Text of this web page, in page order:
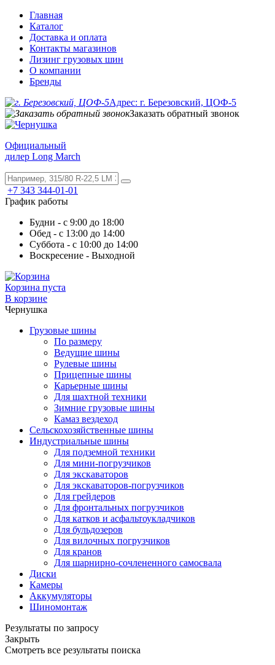
Главная
Каталог
Доставка и оплата
Контакты магазинов
Лизинг грузовых шин
О компании
Бренды
Адрес: г. Березовский, ЦОФ-5
Заказать обратный звонок
Официальный
дилер Long March
+7 343 344-01-01
График работы
Будни - с 9:00 до 18:00
Обед - с 13:00 до 14:00
Суббота - с 10:00 до 14:00
Воскресение - Выходной
Корзина пуста
В корзине
Чернушка
Грузовые шины
По размеру
Ведущие шины
Рулевые шины
Прицепные шины
Карьерные шины
Для шахтной техники
Зимние грузовые шины
Камаз вездеход
Сельскохозяйственные шины
Индустриальные шины
Для подземной техники
Для мини-погрузчиков
Для экскаваторов
Для экскаваторов-погрузчиков
Для грейдеров
Для фронтальных погрузчиков
Для катков и асфальтоукладчиков
Для бульдозеров
Для вилочных погрузчиков
Для кранов
Для шарнирно-сочлененного самосвала
Диски
Камеры
Аккумуляторы
Шиномонтаж
Результаты по запросу
Закрыть
Смотреть все результаты поиска